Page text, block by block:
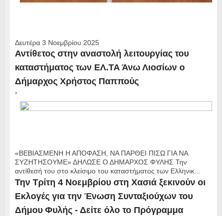
Δευτέρα 3 Νοεμβρίου 2025
Αντίθετος στην αναστολή λειτουργίας του
καταστήματος των ΕΛ.ΤΑ Άνω Λιοσίων ο
Δήμαρχος Χρήστος Παππούς
›
«ΒΕΒΙΑΣΜΕΝΗ Η ΑΠΟΦΑΣΗ, ΝΑ ΠΑΡΘΕΙ ΠΙΣΩ ΓΙΑ ΝΑ
ΣΥΖΗΤΗΣΟΥΜΕ» ΔΗΛΩΣΕ Ο ΔΗΜΑΡΧΟΣ ΦΥΛΗΣ Την
αντίθεσή του στο κλείσιμο του καταστήματος των Ελληνικ...
Την Τρίτη 4 Νοεμβρίου στη Χασιά ξεκινούν οι
Εκλογές για την Ένωση Συνταξιούχων του
Δήμου Φυλής - Δείτε όλο το Πρόγραμμα